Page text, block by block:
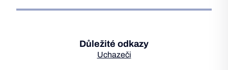
Důležité odkazy
Uchazeči